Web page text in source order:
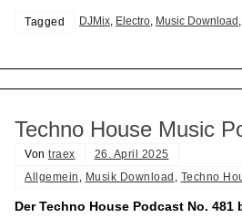
Tagged DJMix, Electro, Music Download,
Techno House Music
Von traex
26. April 2025
Allgemein
Musik Download Techno
Der Techno House Podcast No.